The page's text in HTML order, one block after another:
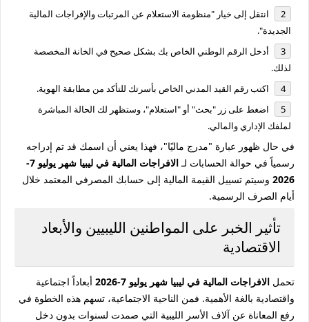
انتقل إلى خيار "منظومة الاستعلام عن المرتبات والإفراجات المالية
الجديدة".
أدخل الرقم الوطني الخاص بك بشكل صحيح في الخانة المخصصة
لذلك.
اكتب رقم القيد المدني الخاص بأسرتك للتأكد من مطابقة الهوية.
اضغط على زر "بحث" أو "استعلام"، وستظهر لك الحالة المباشرة
لملفك الإداري والمالي.
في حال ظهور عبارة "مدرج ماليًا"، فهذا يعني أن اسمك قد تم إدراجه
رسمياً في حوالة الحسابات لـ
الافراجات المالية في ليبيا شهر يوليو 7-
2026 وسيتم تسييل القيمة المالية إلى حسابك المصرفي المعتمد خلال
أيام الصرف الرسمية.
تأثير الخبر على المواطنين الليبيين والأبعاد
الاقتصادية
تحمل الافراجات المالية في ليبيا شهر يوليو 7-2026
أبعاداً اجتماعية
واقتصادية بالغة الأهمية. فمن الناحية الاجتماعية، تسهم هذه الخطوة في
رفع المعاناة عن آلاف الأسر الليبية التي صمدت لسنوات بدون دخل